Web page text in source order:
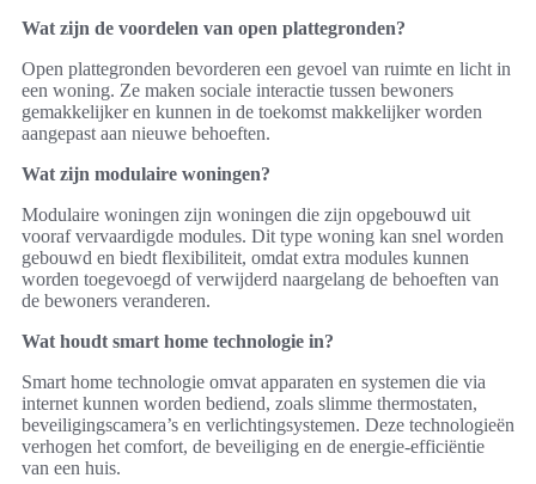
Wat zijn de voordelen van open plattegronden?
Open plattegronden bevorderen een gevoel van ruimte en licht in
een woning. Ze maken sociale interactie tussen bewoners
gemakkelijker en kunnen in de toekomst makkelijker worden
aangepast aan nieuwe behoeften.
Wat zijn modulaire woningen?
Modulaire woningen zijn woningen die zijn opgebouwd uit
vooraf vervaardigde modules. Dit type woning kan snel worden
gebouwd en biedt flexibiliteit, omdat extra modules kunnen
worden toegevoegd of verwijderd naargelang de behoeften van
de bewoners veranderen.
Wat houdt smart home technologie in?
Smart home technologie omvat apparaten en systemen die via
internet kunnen worden bediend, zoals slimme thermostaten,
beveiligingscamera’s en verlichtingsystemen. Deze technologieën
verhogen het comfort, de beveiliging en de energie-efficiëntie
van een huis.